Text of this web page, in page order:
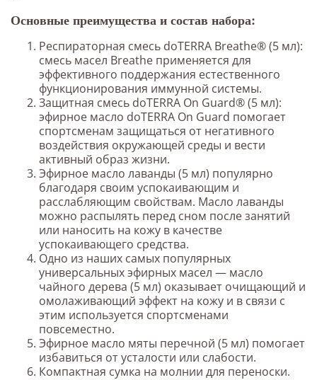
Основные преимущества и состав набора:
Респираторная смесь doTERRA Breathe® (5 мл):
смесь масел Breathe применяется для
эффективного поддержания естественного
функционирования иммунной системы.
Защитная смесь doTERRA On Guard® (5 мл):
эфирное масло doTERRA On Guard помогает
спортсменам защищаться от негативного
воздействия окружающей среды и вести
активный образ жизни.
Эфирное масло лаванды (5 мл) популярно
благодаря своим успокаивающим и
расслабляющим свойствам. Масло лаванды
можно распылять перед сном после занятий
или наносить на кожу в качестве
успокаивающего средства.
Одно из наших самых популярных
универсальных эфирных масел — масло
чайного дерева (5 мл) оказывает очищающий и
омолаживающий эффект на кожу и в связи с
этим используется спортсменами
повсеместно.
Эфирное масло мяты перечной (5 мл) помогает
избавиться от усталости или слабости.
Компактная сумка на молнии для переноски.